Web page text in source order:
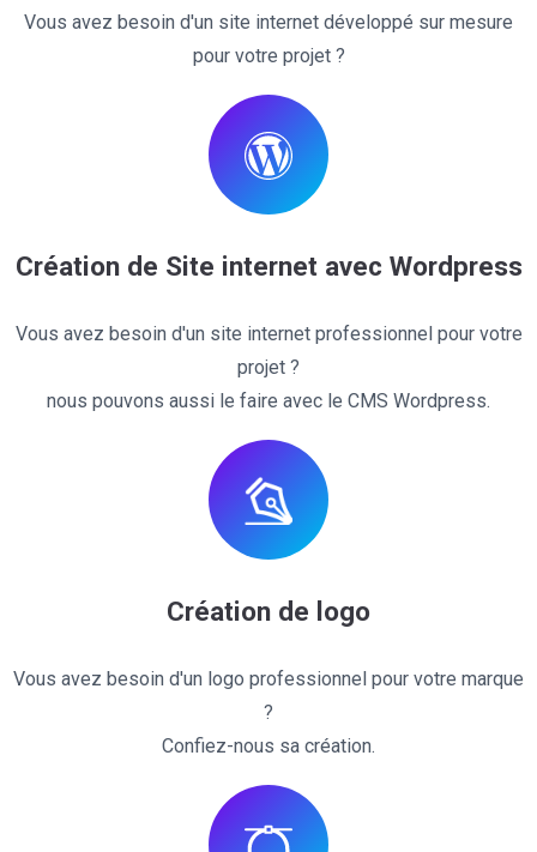
Vous avez besoin d'un site internet développé sur mesure
pour votre projet ?
Création de Site internet avec Wordpress
Vous avez besoin d'un site internet professionnel pour votre
projet ?
nous pouvons aussi le faire avec le CMS Wordpress.
Création de logo
Vous avez besoin d'un logo professionnel pour votre marque
?
Confiez-nous sa création.